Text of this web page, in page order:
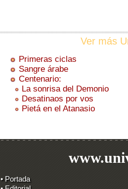
Ver más
Primeras ciclas
Sangre árabe
Centenario:
La sonrisa del Demonio
Desatinaos por vos
Pietá en el Atanasio
• Portada